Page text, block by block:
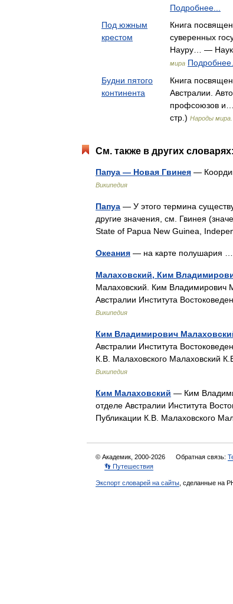
Подробнее...
Под южным
крестом
Книга
суверенных
Науру… —
мира Подробнее...
Будни пятого
континента
Книга
Австралии.
профсоюзов
стр.) Народы мира.
См. также в других словарях:
Папуа — Новая Гвинея —
Википедия
Папуа — У этого термина
другие значения, см. Гвинея
State of Papua New Guinea,
Океания — на карте полушария
Малаховский, Ким
Малаховский. Ким Владимирович
Австралии Института
Википедия
Ким Владимирович
Австралии Института
К.В. Малаховского Малаховский
Википедия
Ким Малаховский — Ким
отделе Австралии Института
Публикации К.В. Малаховского
© Академик, 2000-2026 Обратная связь:
👣 Путешествия
Экспорт словарей на сайты , сделанные на